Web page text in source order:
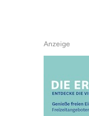
Anzeige